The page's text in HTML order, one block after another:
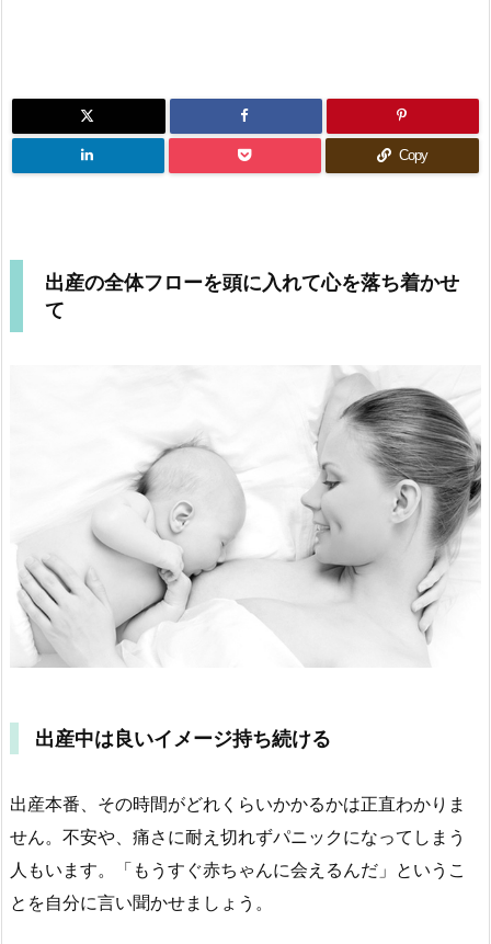
Copy
出産の全体フローを頭に入れて心を落ち着かせ
て
出産中は良いイメージ持ち続ける
出産本番、その時間がどれくらいかかるかは正直わかりま
せん。不安や、痛さに耐え切れずパニックになってしまう
人もいます。「もうすぐ赤ちゃんに会えるんだ」というこ
とを自分に言い聞かせましょう。